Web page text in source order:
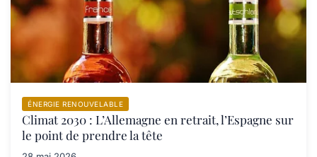
ÉNERGIE RENOUVELABLE
Climat 2030 : L’Allemagne en retrait, l’Espagne sur
le point de prendre la tête